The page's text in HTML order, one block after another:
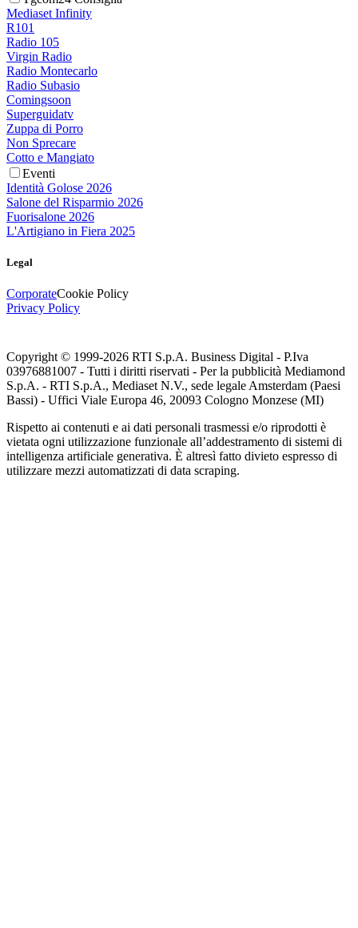
Mediaset Infinity
R101
Radio 105
Virgin Radio
Radio Montecarlo
Radio Subasio
Comingsoon
Superguidatv
Zuppa di Porro
Non Sprecare
Cotto e Mangiato
Eventi
Identità Golose 2026
Salone del Risparmio 2026
Fuorisalone 2026
L'Artigiano in Fiera 2025
Legal
CorporateCookie Policy
Privacy Policy
Copyright © 1999-2026 RTI S.p.A. Business Digital - P.Iva
03976881007 - Tutti i diritti riservati - Per la pubblicità Mediamond
S.p.A. - RTI S.p.A., Mediaset N.V., sede legale Amsterdam (Paesi
Bassi) - Uffici Viale Europa 46, 20093 Cologno Monzese (MI)
Rispetto ai contenuti e ai dati personali trasmessi e/o riprodotti è
vietata ogni utilizzazione funzionale all’addestramento di sistemi di
intelligenza artificiale generativa. È altresì fatto divieto espresso di
utilizzare mezzi automatizzati di data scraping.